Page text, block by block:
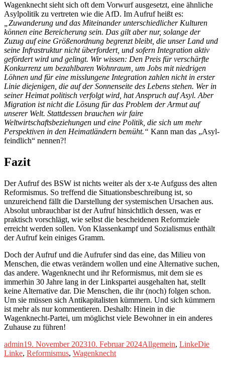
Wagenknecht sieht sich oft dem Vorwurf ausgesetzt, eine ähnliche
Asylpolitik zu vertreten wie die AfD. Im Aufruf heißt es:
„Zuwanderung und das Miteinander unterschiedlicher Kulturen
können eine Bereicherung sein. Das gilt aber nur, solange der
Zuzug auf eine Größenordnung begrenzt bleibt, die unser Land und
seine Infrastruktur nicht überfordert, und sofern Integration aktiv
gefördert wird und gelingt. Wir wissen: Den Preis für verschärfte
Konkurrenz um bezahlbaren Wohnraum, um Jobs mit niedrigen
Löhnen und für eine misslungene Integration zahlen nicht in erster
Linie diejenigen, die auf der Sonnenseite des Lebens stehen. Wer in
seiner Heimat politisch verfolgt wird, hat Anspruch auf Asyl. Aber
Migration ist nicht die Lösung für das Problem der Armut auf
unserer Welt. Stattdessen brauchen wir faire
Weltwirtschaftsbeziehungen und eine Politik, die sich um mehr
Perspektiven in den Heimatländern bemüht.“ Kann man das „Asyl-
feindlich“ nennen?!
Fazit
Der Aufruf des BSW ist nichts weiter als der x-te Aufguss des alten
Reformismus. So treffend die Situationsbeschreibung ist, so
unzureichend fällt die Darstellung der systemischen Ursachen aus.
Absolut unbrauchbar ist der Aufruf hinsichtlich dessen, was er
praktisch vorschlägt, wie selbst die bescheidenen Reformziele
erreicht werden sollen. Von Klassenkampf und Sozialismus enthält
der Aufruf kein einiges Gramm.
Doch der Aufruf und die Aufrufer sind das eine, das Milieu von
Menschen, die etwas verändern wollen und eine Alternative suchen,
das andere. Wagenknecht und ihr Reformismus, mit dem sie es
immerhin 30 Jahre lang in der Linkspartei ausgehalten hat, stellt
keine Alternative dar. Die Menschen, die ihr (noch) folgen schon.
Um sie müssen sich Antikapitalisten kümmern. Und sich kümmern
ist mehr als nur kommentieren. Deshalb: Hinein in die
Wagenknecht-Partei, um möglichst viele Bewohner in ein anderes
Zuhause zu führen!
Autor
adminVeröffentlicht
am
19. November 202310. Februar 2024Kategorien
Allgemein, LinkeDie
Linke, Reformismus, Wagenknecht